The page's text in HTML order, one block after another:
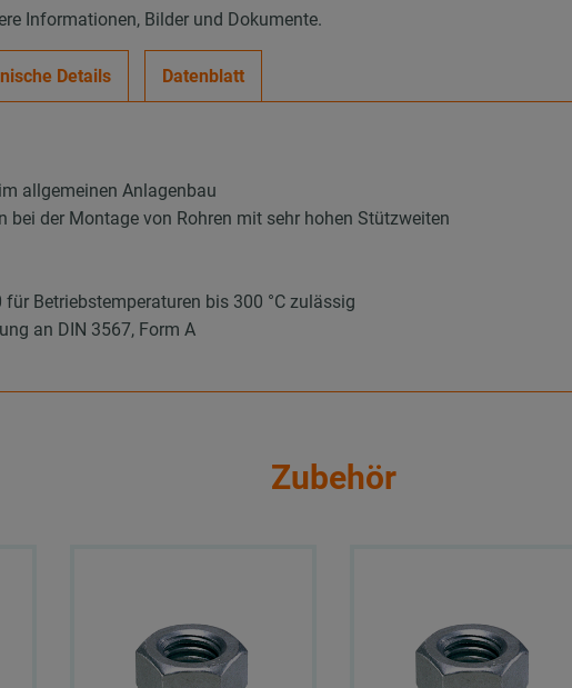
Informationen, Bilder und Dokumente.
Details Datenblatt
allgemeinen Anlagenbau
bei der Montage von Rohren mit sehr hohen Stützweiten
Betriebstemperaturen bis 300 °C zulässig
an DIN 3567, Form A
Zubehör